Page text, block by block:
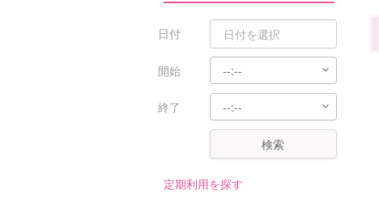
日付
開始
終了
検索
定期利用を探す